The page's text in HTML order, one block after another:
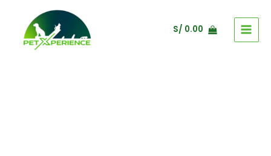
contenido
S/ 0.00